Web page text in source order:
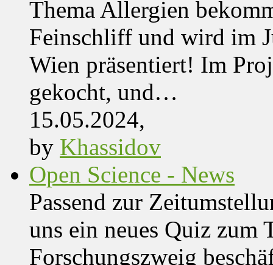
Thema Allergien
Feinschliff und wird im
Wien präsentiert! Im
gekocht, und…
15.05.2024,
by Khassidov
Open Science - News
Passend zur
uns ein neues Quiz zum
Forschungszweig